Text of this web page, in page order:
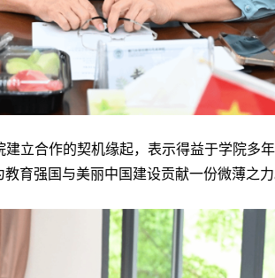
立合作的契机缘起，表示得益于学院多
教育强国与美丽中国建设贡献一份微薄之